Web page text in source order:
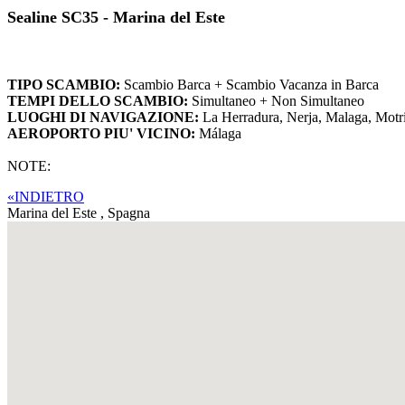
Sealine SC35 - Marina del Este
TIPO SCAMBIO: Scambio Barca + Scambio Vacanza in Barca
TEMPI DELLO SCAMBIO: Simultaneo + Non Simultaneo
LUOGHI DI NAVIGAZIONE: La Herradura, Nerja, Malaga,
AEROPORTO PIU' VICINO: Málaga
NOTE:
«INDIETRO
Marina del Este , Spagna